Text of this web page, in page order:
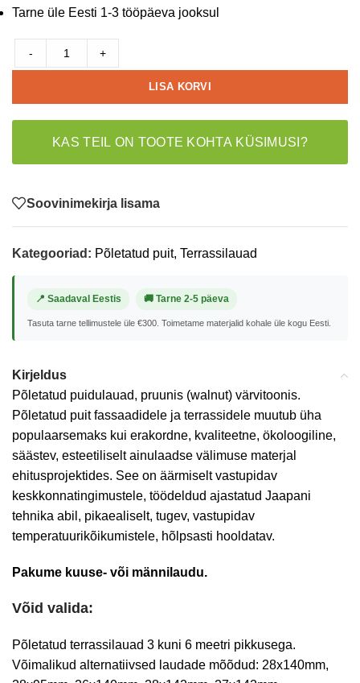
Tarne üle Eesti 1-3 tööpäeva jooksul
- +
LISA KORVI
KAS TEIL ON TOOTE KOHTA KÜSIMUSI?
Soovinimekirja lisama
Kategooriad: Põletatud puit, Terrassilauad
📍 Saadaval Eestis 🚚 Tarne 2-5 päeva
Tasuta tarne tellimustele üle €300. Toimetame materjalid kohale üle kogu Eesti.
Kirjeldus
Põletatud puidulauad, pruunis (walnut) värvitoonis.
Põletatud puit fassaadidele ja terrassidele muutub üha
populaarsemaks kui erakordne, kvaliteetne, ökoloogiline,
säästev, esteetiliselt ainulaadse välimuse materjal
ehitusprojektides. See on äärmiselt vastupidav
keskkonnatingimustele, töödeldud ajastatud Jaapani
tehnika abil, pikaealiselt, tugev, vastupidav
temperatuurikõikumistele, hõlpsasti hooldatav.
Pakume kuuse- või männilaudu.
Võid valida:
Põletatud terrassilauad 3 kuni 6 meetri pikkusega.
Võimalikud alternatiivsed laudade mõõdud: 28x140mm,